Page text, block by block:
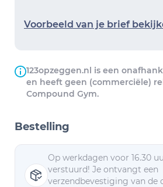
Voorbeeld van je brief
123opzeggen.nl is een
en heeft geen (commerciële)
Compound Gym.
Bestelling
Op werkdagen voor 16.30
verstuurd! Je ontvangt een
verzendbevestiging van de